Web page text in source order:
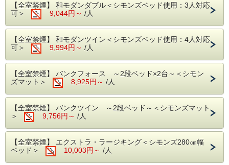
＜プランご予約特典＞
お着物のアップグレード付き！
※アレンジ付きのヘアセットやお着物（小物）のさ
らにグレードアップも追加料金でお受けできますの
■ご予約にあたり■
※こちらのプランは、必ず下記の内容をご確認いた
だき、ご了承の上ご予約をお願いいたします。
★☆プラン概要☆★
です。
ホテルから徒歩10分、浅草駅そば「華雅」にて着付
けを行いますので、予め着付け時間のご予約日時を
お知らせいただきます。
【全室禁煙】 和モダンダブル＜シモンズベッド使用：3人対応
可＞
9,044円～ /人
【全室禁煙】 和モダンツイン＜シモンズベッド使用：4人対応
可＞
9,994円～ /人
【全室禁煙】 バンクフォース ～2段ベッド×2台～＜シモン
ズマット＞
8,925円～ /人
【全室禁煙】 バンクツイン ～2段ベッド～＜シモンズマット
＞
9,756円～ /人
【全室禁煙】 エクストラ・ラージキング＜シモンズ280㎝幅
ベッド＞
10,003円～ /人